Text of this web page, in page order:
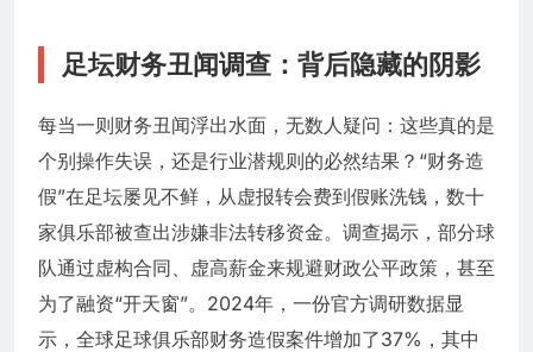
足坛财务丑闻调查：背后隐藏的阴影
每当一则财务丑闻浮出水面，无数人疑问：这些真的是
个别操作失误，还是行业潜规则的必然结果？“财务造
假”在足坛屡见不鲜，从虚报转会费到假账洗钱，数十
家俱乐部被查出涉嫌非法转移资金。调查揭示，部分球
队通过虚构合同、虚高薪金来规避财政公平政策，甚至
为了融资“开天窗”。2024年，一份官方调研数据显
示，全球足球俱乐部财务造假案件增加了37%，其中